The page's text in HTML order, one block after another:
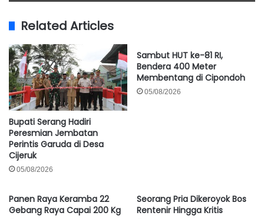
Related Articles
Bupati Serang Hadiri
Peresmian Jembatan
Perintis Garuda di Desa
Cijeruk
05/08/2026
Sambut HUT ke-81 RI,
Bendera 400 Meter
Membentang di Cipondoh
05/08/2026
Panen Raya Keramba 22
Gebang Raya Capai 200 Kg
Seorang Pria Dikeroyok Bos
Rentenir Hingga Kritis